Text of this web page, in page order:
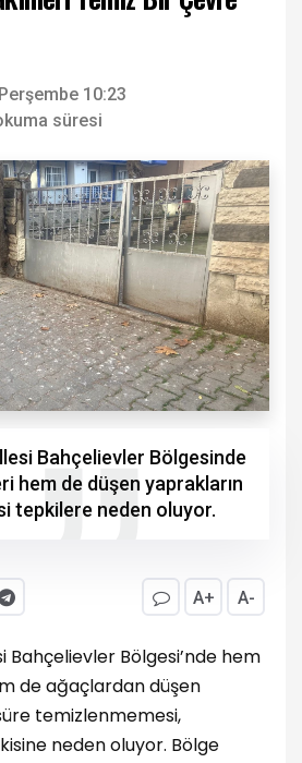
10:23
süresi
Bahçelievler Bölgesinde
hem de düşen yaprakların
tepkilere neden oluyor.
A+ A-
Bahçelievler Bölgesi’nde hem
de ağaçlardan düşen
temizlenmemesi,
neden oluyor. Bölge